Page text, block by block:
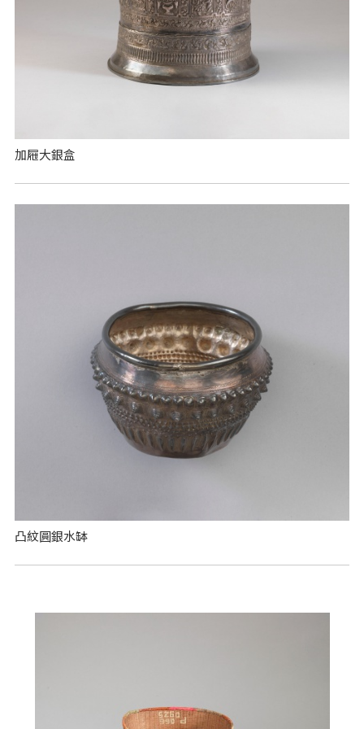
加屜大銀盒
凸紋圓銀水缽